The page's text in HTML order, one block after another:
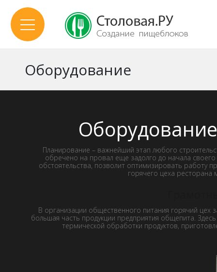
Оборудование
Планирование – важнейший этап любого
обречено на провал еще задолго до начала
обстоятельства, позволит оптимизировать работу
горячего цеха
В организации общественного питания горячий
большая часть продукции предприятия общепита.
термической обработки продуктов,